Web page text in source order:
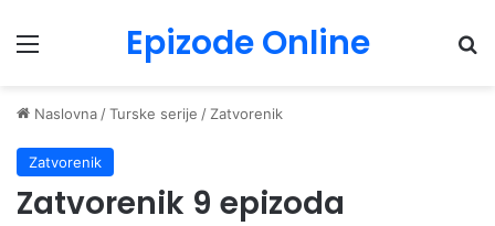
Menu Epizode Online
Naslovna /Turske serije / Zatvorenik
Zatvorenik
Zatvorenik 9 epizoda